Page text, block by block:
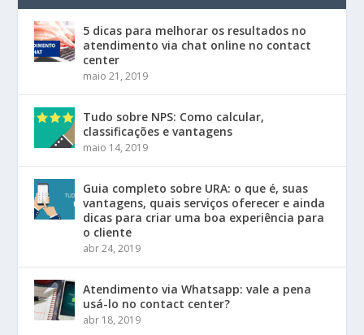
5 dicas para melhorar os resultados no
atendimento via chat online no contact
center
maio 21, 2019
Tudo sobre NPS: Como calcular,
classificações e vantagens
maio 14, 2019
Guia completo sobre URA: o que é, suas
vantagens, quais serviços oferecer e ainda
dicas para criar uma boa experiência para
o cliente
abr 24, 2019
Atendimento via Whatsapp: vale a pena
usá-lo no contact center?
abr 18, 2019